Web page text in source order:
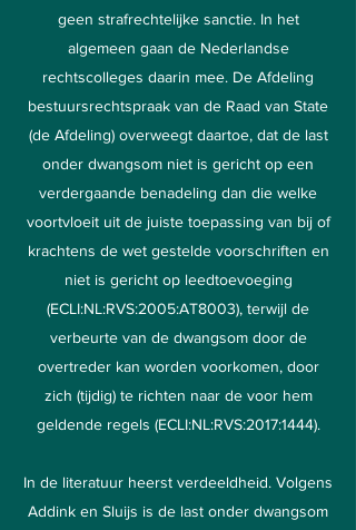
geen strafrechtelijke sanctie. In het
algemeen gaan de Nederlandse
rechtscolleges daarin mee. De Afdeling
bestuursrechtspraak van de Raad van State
(de Afdeling) overweegt daartoe, dat de last
onder dwangsom niet is gericht op een
verdergaande benadeling dan die welke
voortvloeit uit de juiste toepassing van bij of
krachtens de wet gestelde voorschriften en
niet is gericht op leedtoevoeging
(ECLI:NL:RVS:2005:AT8003), terwijl de
verbeurte van de dwangsom door de
overtreder kan worden voorkomen, door
zich (tijdig) te richten naar de voor hem
geldende regels (ECLI:NL:RVS:2017:1444).
In de literatuur heerst verdeeldheid. Volgens
Addink en Sluijs is de last onder dwangsom